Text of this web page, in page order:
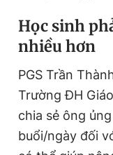
Học sinh
nhiều hơn
PGS Trần
Trường ĐH
chia sẻ ông
buổi/ngày đối